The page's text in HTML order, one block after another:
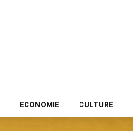
ECONOMIE CULTURE